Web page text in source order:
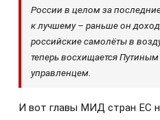
России в целом за
к лучшему – раньше он
российские самолёты в
теперь восхищается
управленцем.
И вот главы МИД стран ЕС